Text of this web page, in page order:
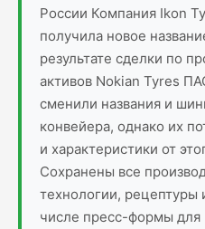
России Компания Ikon
получила новое
результате сделки по
активов Nokian Tyres
сменили названия и
конвейера, однако их
и характеристики от
Сохранены все
технологии, рецептуры
числе пресс-формы для